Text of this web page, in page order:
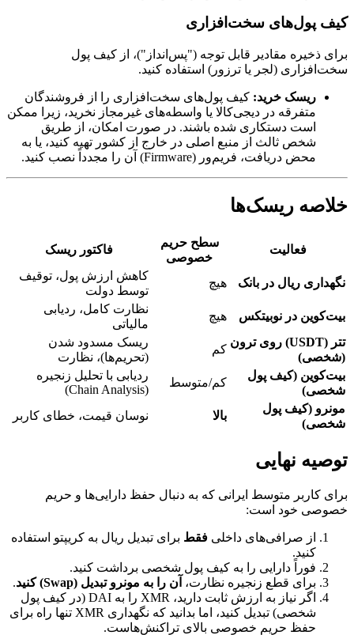
کیف پول‌های سخت‌افزاری
برای ذخیره مقادیر قابل توجه ("پس‌انداز")، از کیف پول
سخت‌افزاری (لجر یا ترزور) استفاده کنید.
ریسک خرید: کیف پول‌های سخت‌افزاری را از فروشندگان
متفرقه در دیجی‌کالا یا واسطه‌های غیرمجاز نخرید، زیرا ممکن
است دستکاری شده باشند. در صورت امکان، از طریق
شخص ثالث از منبع اصلی در خارج از کشور تهیه کنید، یا به
محض دریافت، فریم‌ور (Firmware) آن را مجدداً نصب کنید.
خلاصه ریسک‌ها
فعالیت
سطح حریم
خصوصی
فاکتور ریسک
نگهداری ریال در بانک هیچ
کاهش ارزش پول، توقیف
توسط دولت
بیت‌کوین در نوبیتکس
هیچ
نظارت کامل، ردیابی
مالیاتی
تتر (USDT) روی ترون
(شخصی)
کم
ریسک مسدود شدن
(تحریم‌ها)، نظارت
بیت‌کوین (کیف پول
شخصی)
کم/متوسط
ردیابی با تحلیل زنجیره
(Chain Analysis)
مونرو (کیف پول
شخصی)
بالا نوسان قیمت، خطای کاربر
توصیه نهایی
برای کاربر متوسط ایرانی که به دنبال حفظ دارایی‌ها و حریم
خصوصی خود است:
از صرافی‌های داخلی فقط برای تبدیل ریال به کریپتو استفاده
کنید.
فوراً دارایی را به کیف پول شخصی برداشت کنید.
برای قطع زنجیره نظارت، آن را به مونرو تبدیل (Swap) کنید
.
اگر نیاز به ارزش ثابت دارید، XMR را به DAI (در کیف پول
شخصی) تبدیل کنید، اما بدانید که نگهداری XMR تنها راه برای
حفظ حریم خصوصی بالای تراکنش‌هاست.